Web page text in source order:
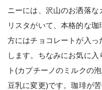
ニーには、沢山のお洒落
リスタがいて、本格的な
方にはチョコレートが入
します。ちなみにお気に
ト(カプチーノのミルクの
豆乳に変更)です。珈琲が